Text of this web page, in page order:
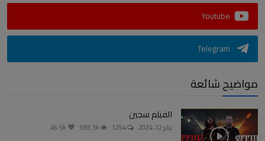
Youtube
Telegram
مواضيح شائعة
الفيلم سجين
يناير 12, 2024